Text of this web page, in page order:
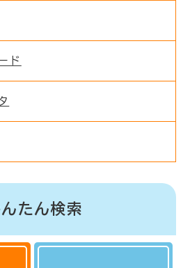
ド
たん検索